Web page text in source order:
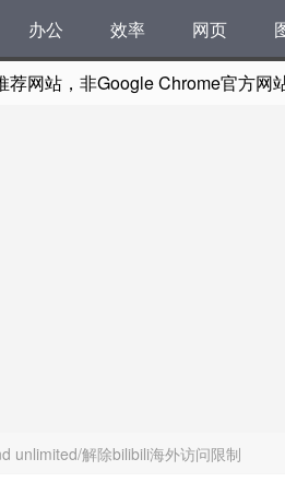
办公 效率 网页
网站，非Google Chrome官方网站
unlimited/解除bilibili海外访问限制